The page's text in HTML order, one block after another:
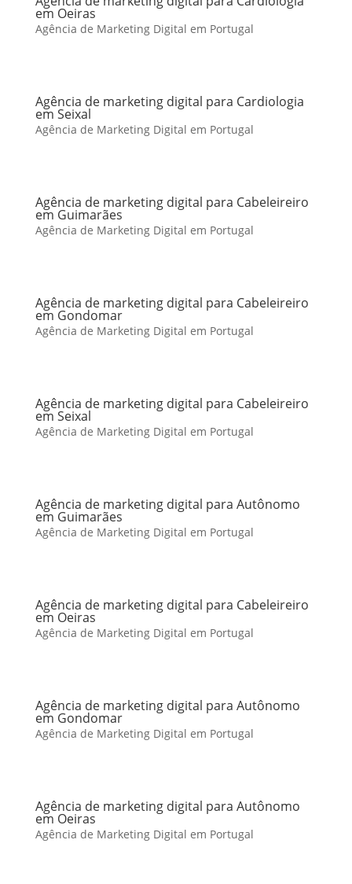
em Oeiras
Agência de Marketing Digital em Portugal
Agência de marketing digital para Cardiologia
em Seixal
Agência de Marketing Digital em Portugal
Agência de marketing digital para Cabeleireiro
em Guimarães
Agência de Marketing Digital em Portugal
Agência de marketing digital para Cabeleireiro
em Gondomar
Agência de Marketing Digital em Portugal
Agência de marketing digital para Cabeleireiro
em Seixal
Agência de Marketing Digital em Portugal
Agência de marketing digital para Autônomo
em Guimarães
Agência de Marketing Digital em Portugal
Agência de marketing digital para Cabeleireiro
em Oeiras
Agência de Marketing Digital em Portugal
Agência de marketing digital para Autônomo
em Gondomar
Agência de Marketing Digital em Portugal
Agência de marketing digital para Autônomo
em Oeiras
Agência de Marketing Digital em Portugal